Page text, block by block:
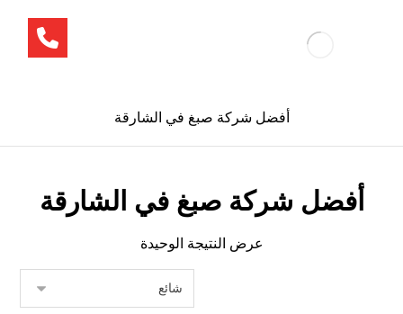
أفضل شركة صبغ في الشارقة
أفضل شركة صبغ في الشارقة
عرض النتيجة الوحيدة